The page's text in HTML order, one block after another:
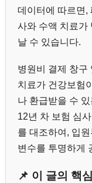
데이터에 따르면,
사와 수액 치료가
날 수 있습니다.
병원비 결제 창구
치료가 건강보험
나 환급받을 수
12년 차 보험 심
를 대조하여, 입
변수를 투명하게
📌 이 글의 핵